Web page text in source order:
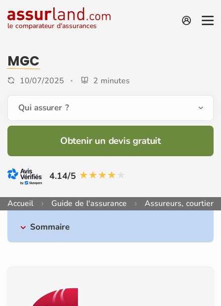
le comparateur d'assurances
MGC
10/07/2025 2 minutes
Qui assurer ?
Obtenir un devis gratuit
4.14/5
Accueil Guide de l'assurance Assureurs,
Sommaire